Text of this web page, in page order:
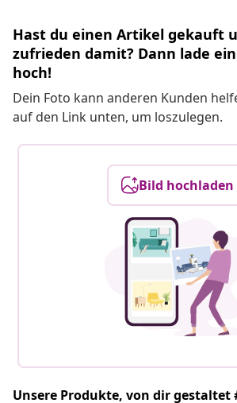
Hast du einen Artikel gekauft
zufrieden damit? Dann lade
hoch!
Dein Foto kann anderen Kunden
auf den Link unten, um loszulegen.
Bild hochladen
Unsere Produkte, von dir gestaltet